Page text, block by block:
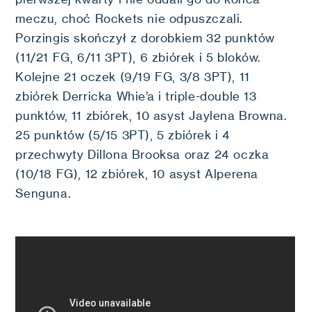
meczu, choć Rockets nie odpuszczali.
Porzingis skończył z dorobkiem 32 punktów
(11/21 FG, 6/11 3PT), 6 zbiórek i 5 bloków.
Kolejne 21 oczek (9/19 FG, 3/8 3PT), 11
zbiórek Derricka Whie’a i triple-double 13
punktów, 11 zbiórek, 10 asyst Jaylena Browna.
25 punktów (5/15 3PT), 5 zbiórek i 4
przechwyty Dillona Brooksa oraz 24 oczka
(10/18 FG), 12 zbiórek, 10 asyst Alperena
Senguna.